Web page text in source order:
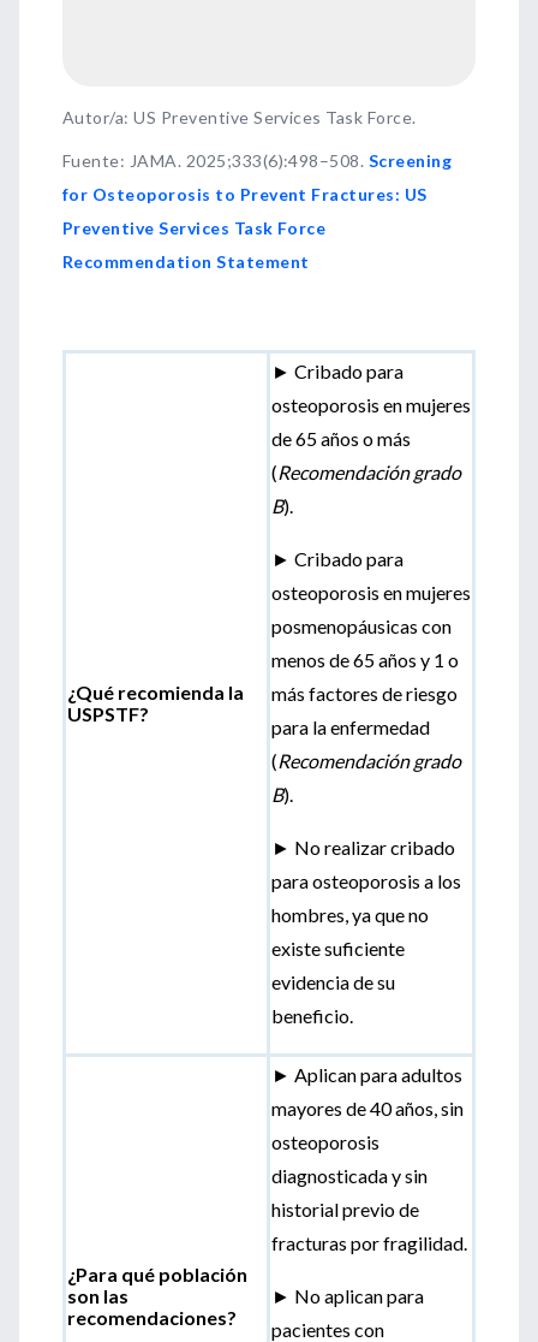
Autor/a: US Preventive Services Task Force.
Fuente: JAMA. 2025;333(6):498–508. Screening
for Osteoporosis to Prevent Fractures: US
Preventive Services Task Force
Recommendation Statement
¿Qué recomienda la
USPSTF?
► Cribado para
osteoporosis en mujeres
de 65 años o más
(Recomendación grado
B).
► Cribado para
osteoporosis en mujeres
posmenopáusicas con
menos de 65 años y 1 o
más factores de riesgo
para la enfermedad
(Recomendación grado
B).
► No realizar cribado
para osteoporosis a los
hombres, ya que no
existe suficiente
evidencia de su
beneficio.
¿Para qué población
son las
recomendaciones?
► Aplican para adultos
mayores de 40 años, sin
osteoporosis
diagnosticada y sin
historial previo de
fracturas por fragilidad.
► No aplican para
pacientes con